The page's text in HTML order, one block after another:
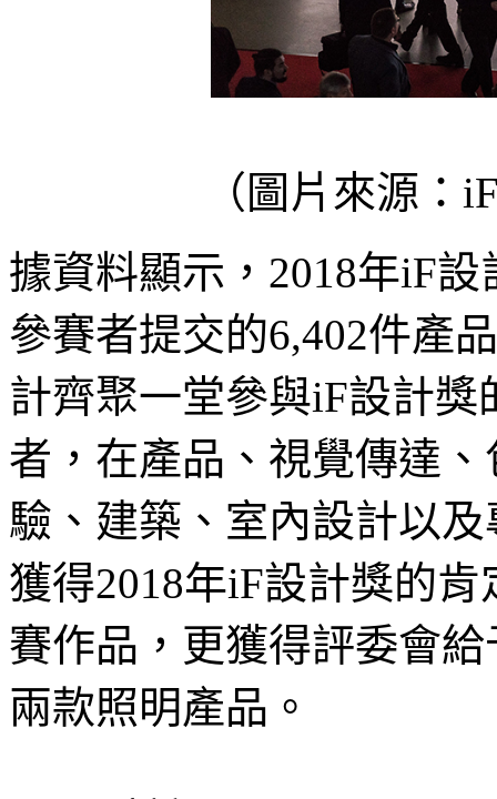
（圖片來源：
據資料顯示，2018年iF
參賽者提交的6,402件產
計齊聚一堂參與iF設計獎
者，在產品、視覺傳達
驗、建築、室內設計以
獲得2018年iF設計獎的
賽作品，更獲得評委會
兩款照明產品。